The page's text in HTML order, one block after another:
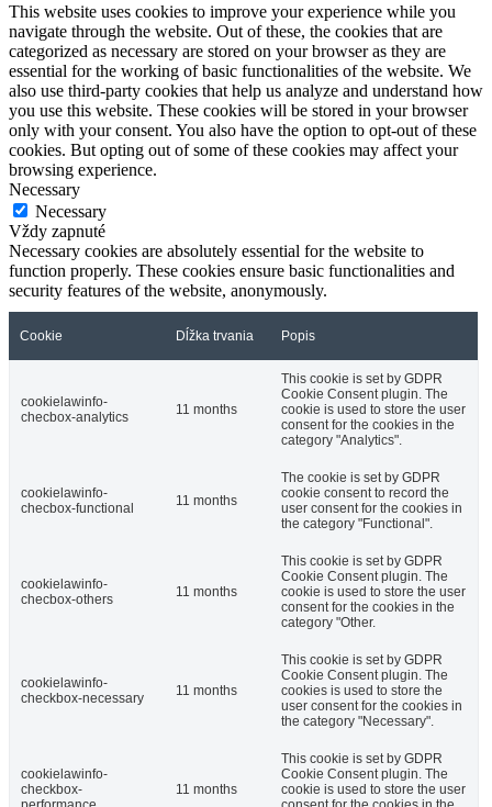
This website uses cookies to improve your experience while you
navigate through the website. Out of these, the cookies that are
categorized as necessary are stored on your browser as they are
essential for the working of basic functionalities of the website. We
also use third-party cookies that help us analyze and understand how
you use this website. These cookies will be stored in your browser
only with your consent. You also have the option to opt-out of these
cookies. But opting out of some of these cookies may affect your
browsing experience.
Necessary
Necessary
Vždy zapnuté
Necessary cookies are absolutely essential for the website to
function properly. These cookies ensure basic functionalities and
security features of the website, anonymously.
Cookie Dĺžka trvania Popis
cookielawinfo-
checbox-analytics
11 months
This cookie is set by GDPR
Cookie Consent plugin. The
cookie is used to store the user
consent for the cookies in the
category "Analytics".
cookielawinfo-
checbox-functional
11 months
The cookie is set by GDPR
cookie consent to record the
user consent for the cookies in
the category "Functional".
cookielawinfo-
checbox-others
11 months
This cookie is set by GDPR
Cookie Consent plugin. The
cookie is used to store the user
consent for the cookies in the
category "Other.
cookielawinfo-
checkbox-necessary
11 months
This cookie is set by GDPR
Cookie Consent plugin. The
cookies is used to store the
user consent for the cookies in
the category "Necessary".
cookielawinfo-
checkbox-
11 months
This cookie is set by GDPR
Cookie Consent plugin. The
cookie is used to store the user